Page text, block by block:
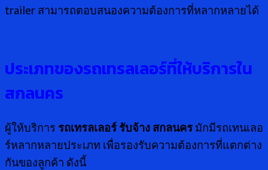
trailer สามารถตอบสนองความต้องการที่หลากหลายได้
ประเภทของรถเทรลเลอร์ที่ให้บริการใน
สกลนคร
ผู้ให้บริการ รถเทรลเลอร์ รับจ้าง สกลนคร มักมีรถเทนเลอ
ร์หลากหลายประเภท เพื่อรองรับความต้องการที่แตกต่าง
กันของลูกค้า ดังนี้